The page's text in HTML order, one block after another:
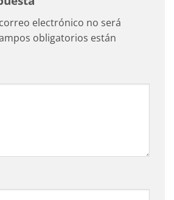
electrónico no será
obligatorios están